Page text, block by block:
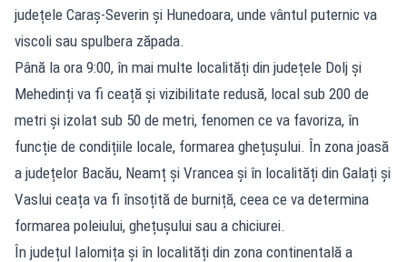
județele Caraș-Severin și Hunedoara, unde vântul puternic va
viscoli sau spulbera zăpada.
Până la ora 9:00, în mai multe localități din județele Dolj și
Mehedinți va fi ceață și vizibilitate redusă, local sub 200 de
metri și izolat sub 50 de metri, fenomen ce va favoriza, în
funcție de condițiile locale, formarea ghețușului. În zona joasă
a județelor Bacău, Neamț și Vrancea și în localități din Galați și
Vaslui ceața va fi însoțită de burniță, ceea ce va determina
formarea poleiului, ghețușului sau a chiciurei.
În județul Ialomița și în localități din zona continentală a